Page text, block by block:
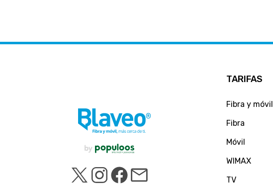
TARIFAS
Fibra y móvil
Fibra
Móvil
WIMAX
TV